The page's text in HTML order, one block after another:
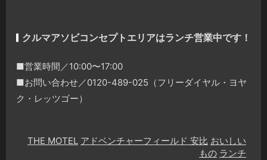
クルマアソビコンセプトエリアはランチ営業中です！
■営業時間／10:00〜17:00
■お問い合わせ／0120-489-025（フリーダイヤル・ヨヤ
ク・レッツゴー）
THE MOTEL アドベンチャーフィールド 安比 おいしい
もの ランチ